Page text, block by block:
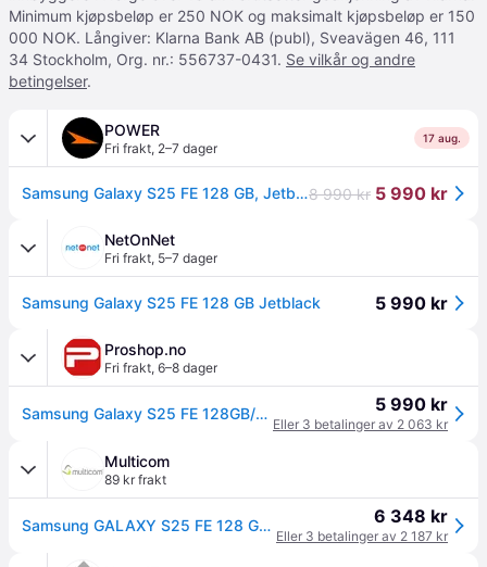
Minimum kjøpsbeløp er 250 NOK og maksimalt kjøpsbeløp er 150
000 NOK. Långiver: Klarna Bank AB (publ), Sveavägen 46, 111
34 Stockholm, Org. nr.: 556737-0431. Se vilkår og andre
betingelser.
POWER
Fri frakt, 2–7 dager
17 aug.
Samsung Galaxy S25 FE 128 GB, Jetblack8 990 kr 5 990 kr
NetOnNet
Fri frakt, 5–7 dager
Samsung Galaxy S25 FE 128 GB Jetblack 5 990 kr
Proshop.no
Fri frakt, 6–8 dager
Samsung Galaxy S25 FE 128GB/8GB - Jetblack 5 990 kr
Eller 3 betalinger av 2 063 kr
Multicom
89 kr frakt
Samsung GALAXY S25 FE 128 GB JETBLACK SMD (SM-S731BZKDEUB) 6 348 kr
Eller 3 betalinger av 2 187 kr